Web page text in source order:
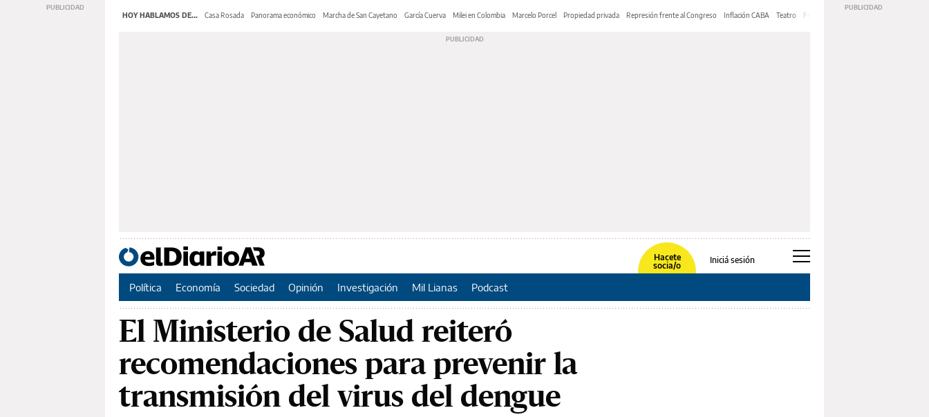
HOY HABLAMOS DE... Casa Rosada Panorama económico Marcha de San Cayetano García Cuerva Milei en Colombia Marcelo Porcel Propiedad privada Represión frente al Congreso Inflación CABA Teatro Feria de Editores
Hacete
socia/o
Iniciá sesión
Política Economía Sociedad Opinión Investigación Mil Lianas Podcast
El Ministerio de Salud reiteró
recomendaciones para prevenir la
transmisión del virus del dengue